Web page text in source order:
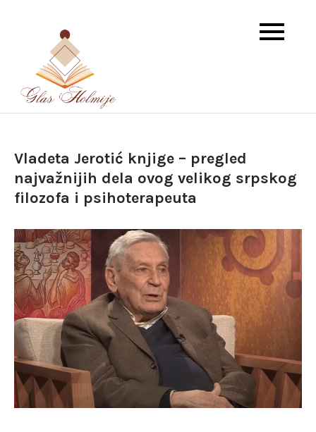
Vladeta Jerotić knjige – pregled
najvažnijih dela ovog velikog srpskog
filozofa i psihoterapeuta